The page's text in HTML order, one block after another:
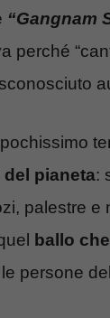
“Gangnam
perché
pianeta:
palestre e
ballo che
persone